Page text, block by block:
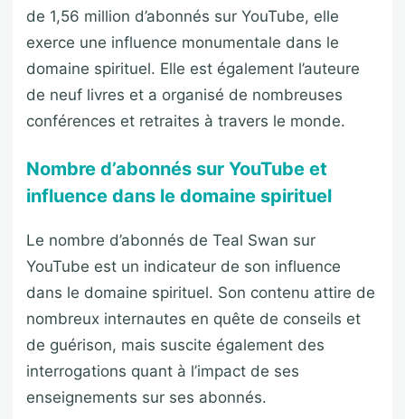
de 1,56 million d’abonnés sur YouTube, elle
exerce une influence monumentale dans le
domaine spirituel. Elle est également l’auteure
de neuf livres et a organisé de nombreuses
conférences et retraites à travers le monde.
Nombre d’abonnés sur YouTube et
influence dans le domaine spirituel
Le nombre d’abonnés de Teal Swan sur
YouTube est un indicateur de son influence
dans le domaine spirituel. Son contenu attire de
nombreux internautes en quête de conseils et
de guérison, mais suscite également des
interrogations quant à l’impact de ses
enseignements sur ses abonnés.